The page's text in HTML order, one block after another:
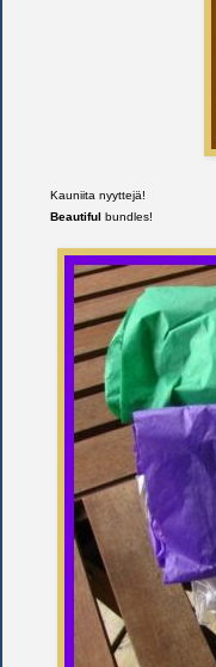
Kauniita nyyttejä!
Beautiful bundles!